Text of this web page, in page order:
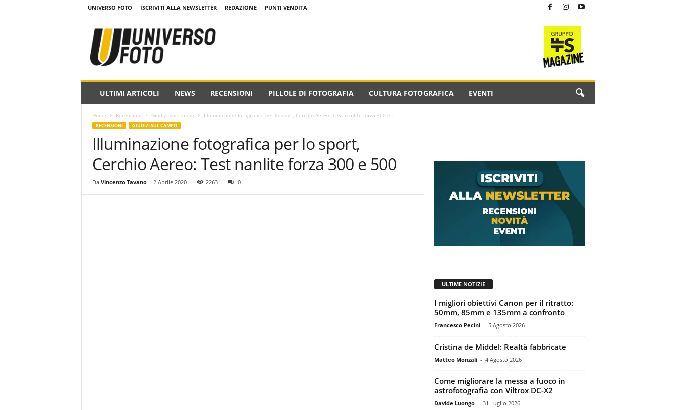
UNIVERSO FOTO ISCRIVITI ALLA NEWSLETTER REDAZIONE PUNTI VENDITA
.
ULTIMI ARTICOLI NEWS RECENSIONI PILLOLE DI FOTOGRAFIA CULTURA FOTOGRAFICA EVENTI
Home Recensioni Giudizi sul campo Illuminazione fotografica per lo sport, Cerchio Aereo: Test nanlite forza 300 e...
RECENSIONI GIUDIZI SUL CAMPO
Illuminazione fotografica per lo sport,
Cerchio Aereo: Test nanlite forza 300 e 500
Da Vincenzo Tavano- 2 Aprile 2020 2263 0
ULTIME NOTIZIE
I migliori obiettivi Canon per il ritratto:
50mm, 85mm e 135mm a confronto
Francesco Pecini - 5 Agosto 2026
Cristina de Middel: Realtà fabbricate
Matteo Monzali - 4 Agosto 2026
Come migliorare la messa a fuoco in
astrofotografia con Viltrox DC-X2
Davide Luongo - 31 Luglio 2026